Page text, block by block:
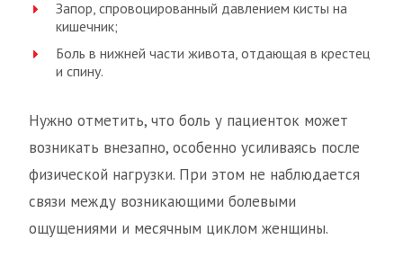
Запор, спровоцированный давлением кисты на
кишечник;
Боль в нижней части живота, отдающая в крестец
и спину.
Нужно отметить, что боль у пациенток может
возникать внезапно, особенно усиливаясь после
физической нагрузки. При этом не наблюдается
связи между возникающими болевыми
ощущениями и месячным циклом женщины.